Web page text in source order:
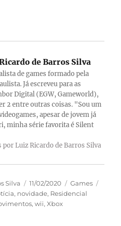
de Barros Silva
de games formado pela
Já escreveu para as
Digital (EGW, Gameworld),
2 entre outras coisas. "Sou um
apesar de jovem já
minha série favorita é Silent
por Luiz Ricardo de Barros Silva
Silva
Publicado
em
11/02/2020 Categorias
Games
, novidade, Residencial
,wii,Xbox